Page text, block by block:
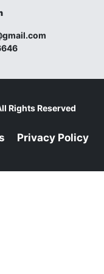
Rights Reserved
Privacy Policy